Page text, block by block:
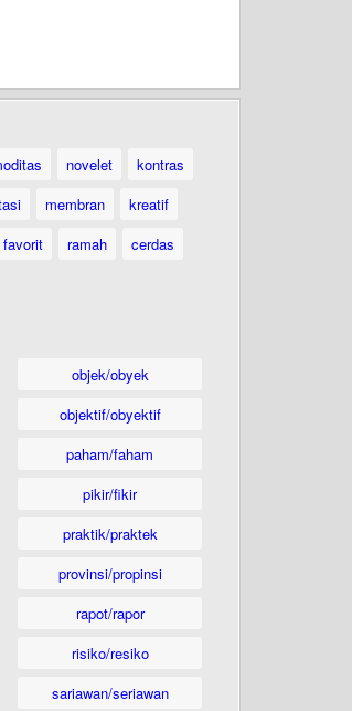
novelet
kontras
membran
kreatif
favorit ramah
cerdas
objek/obyek
objektif/obyektif
paham/faham
pikir/fikir
praktik/praktek
provinsi/propinsi
rapot/rapor
risiko/resiko
sariawan/seriawan